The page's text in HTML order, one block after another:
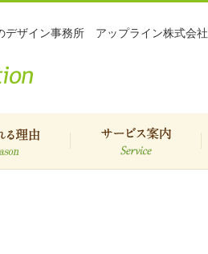
デザイン事務所 アップライン株式会社